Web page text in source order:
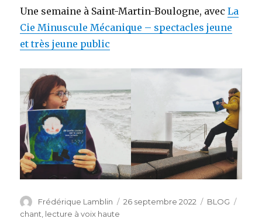
Une semaine à Saint-Martin-Boulogne, avecLa
Cie Minuscule Mécanique – spectacles jeune
et très jeune public
Auteur
Frédérique Lamblin
Publié
26 septembre 2022 Catégories
BLOG
chant lecture à voix haute